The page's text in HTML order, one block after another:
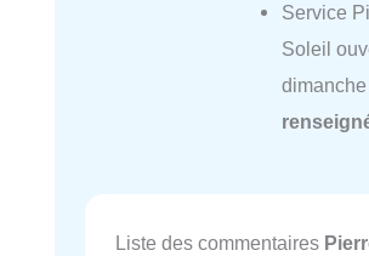
Service
Soleil
dimanche
Liste des commentaires